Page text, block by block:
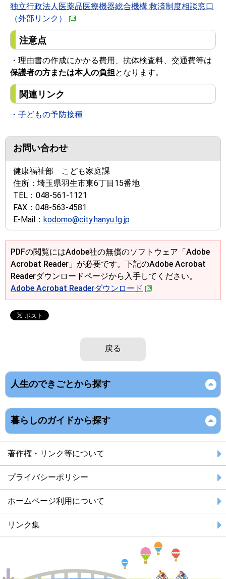
独立行政法人医薬品医療機器総合機構 救済制度相談窓口
（外部リンク）
注意点
・理由書の作成にかかる費用、抗体検査料、交通費等は
保護者の方または本人の負担となります。
関連リンク
・子どもの予防接種
お問い合わせ
健康福祉部 こども家庭課
住所： 埼玉県羽生市東6丁目15番地
TEL： 048-561-1121
FAX： 048-563-4581
E-Mail： kodomo@city.hanyu.lg.jp
PDFの閲覧にはAdobe社の無償のソフトウェア「Adobe
Acrobat Reader」が必要です。下記のAdobe Acrobat
Readerダウンロードページから入手してください。
Adobe Acrobat Readerダウンロード
戻る
人生のできごとから探す
暮らしのガイドから探す
著作権・リンク等について
プライバシーポリシー
ホームページ利用について
リンク集